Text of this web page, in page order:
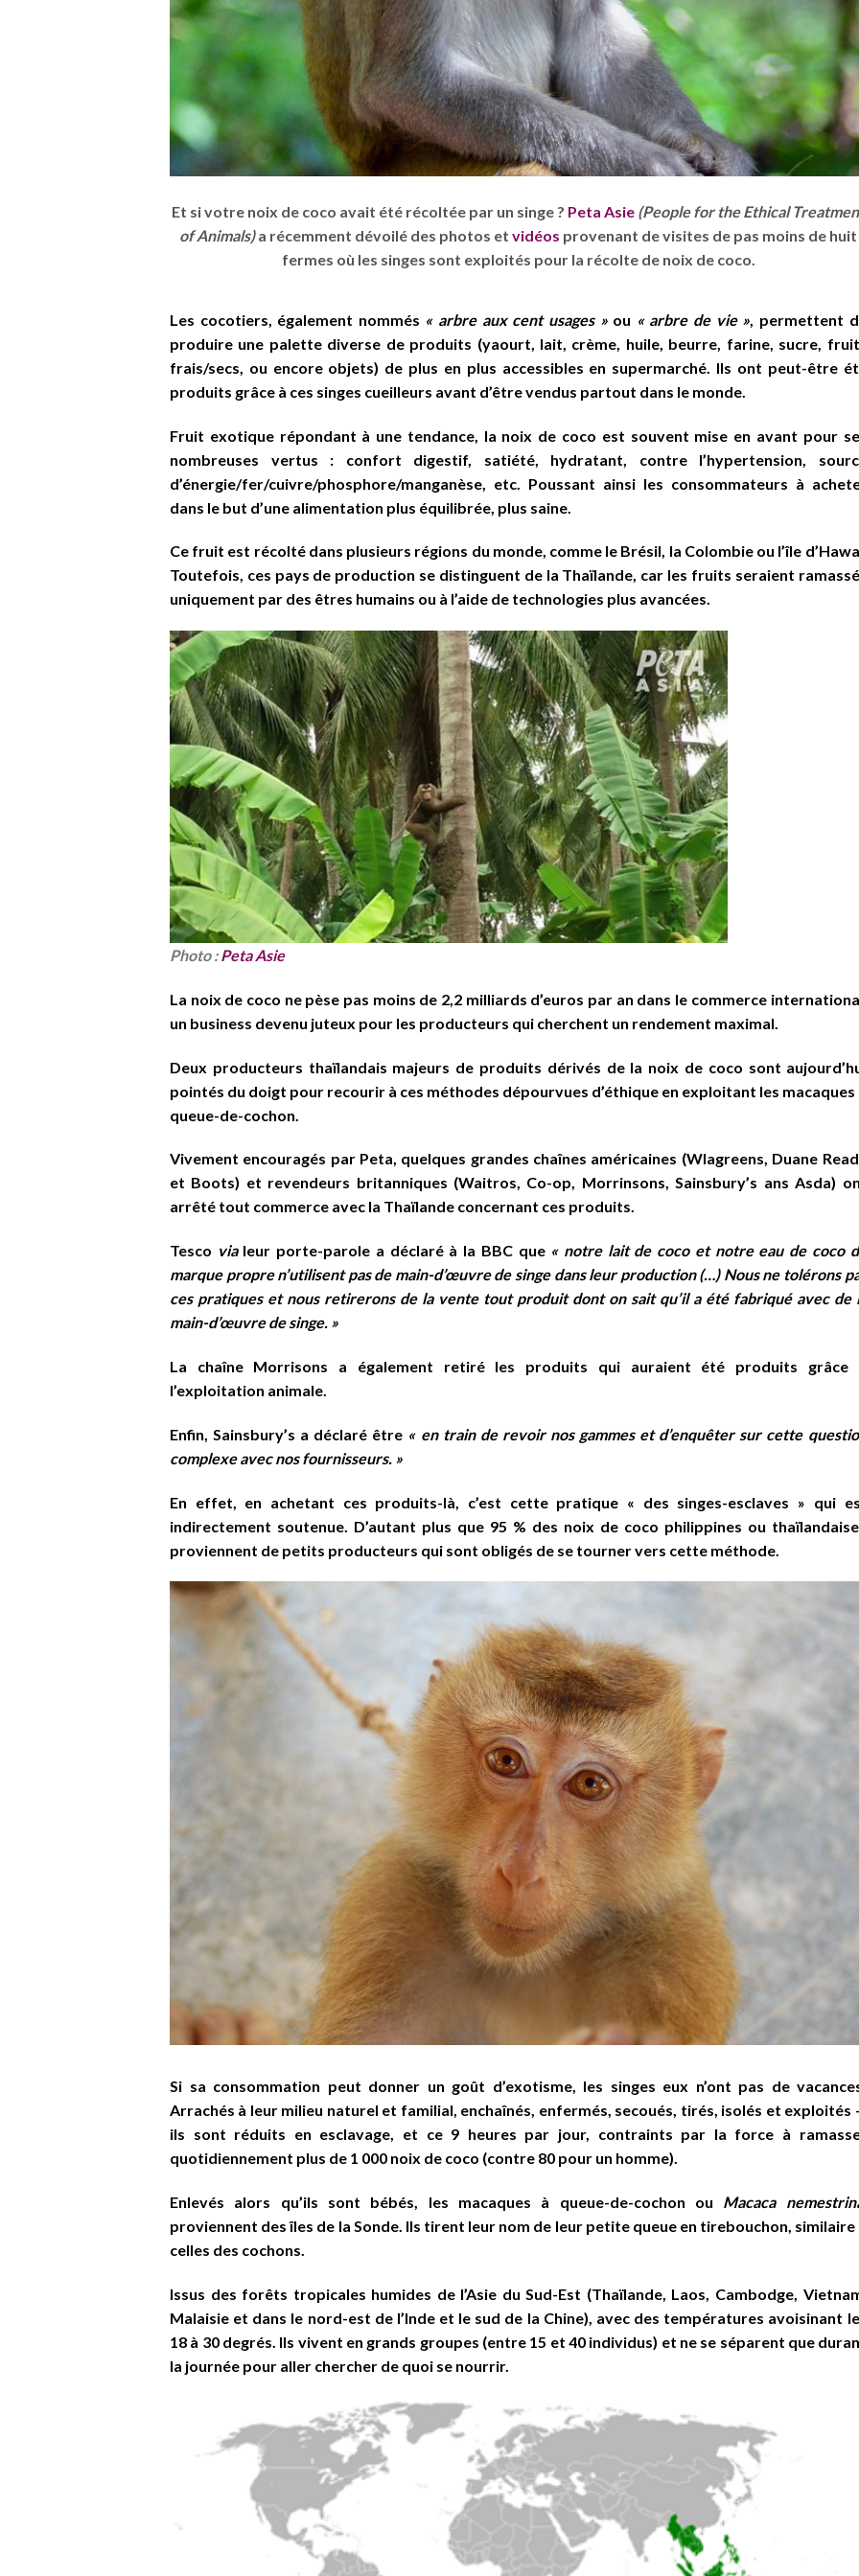
Et si votre noix de coco avait été récoltée par un singe ? Peta Asie (People for the Ethical
of Animals)a récemment dévoilé des photos etvidéos provenant de visites de pas moins de huit
fermes où les singes sont exploités pour la récolte de noix de coco.
Les cocotiers, également nommés « arbre aux cent usages » ou « arbre de vie » , permettent
produire une palette diverse de produits (yaourt, lait, crème, huile, beurre, farine, sucre,
frais/secs, ou encore objets) de plus en plus accessibles en supermarché. Ils ont peut-être
produits grâce à ces singes cueilleurs avant d’être vendus partout dans le monde.
Fruit exotique répondant à une tendance, la noix de coco est souvent mise en avant pour
nombreuses vertus : confort digestif, satiété, hydratant, contre l’hypertension,
d’énergie/fer/cuivre/phosphore/manganèse, etc. Poussant ainsi les consommateurs à
dans le but d’une alimentation plus équilibrée, plus saine.
Ce fruit est récolté dans plusieurs régions du monde, comme le Brésil, la Colombie ou l’île
Toutefois, ces pays de production se distinguent de la Thaïlande, car les fruits seraient
uniquement par des êtres humains ou à l’aide de technologies plus avancées.
Photo :Peta Asie
La noix de coco ne pèse pas moins de 2,2 milliards d’euros par an dans le commerce
un business devenu juteux pour les producteurs qui cherchent un rendement maximal.
Deux producteurs thaïlandais majeurs de produits dérivés de la noix de coco sont
pointés du doigt pour recourir à ces méthodes dépourvues d’éthique en exploitant les macaques
queue-de-cochon.
Vivement encouragés par Peta, quelques grandes chaînes américaines (Wlagreens, Duane
et Boots) et revendeurs britanniques (Waitros, Co-op, Morrinsons, Sainsbury’s ans Asda)
arrêté tout commerce avec la Thaïlande concernant ces produits.
Tesco vialeur porte-parole a déclaré à la BBC que « notre lait de coco et notre eau de coco
marque propre n’utilisent pas de main-d’œuvre de singe dans leur production (…) Nous ne tolérons
ces pratiques et nous retirerons de la vente tout produit dont on sait qu’il a été fabriqué avec de
main-d’œuvre de singe. »
La chaîne Morrisons a également retiré les produits qui auraient été produits grâce
l’exploitation animale.
Enfin, Sainsbury’s a déclaré être « en train de revoir nos gammes et d’enquêter sur cette
complexe avec nos fournisseurs. »
En effet, en achetant ces produits-là, c’est cette pratique « des singes-esclaves » qui
indirectement soutenue. D’autant plus que 95 % des noix de coco philippines ou
proviennent de petits producteurs qui sont obligés de se tourner vers cette méthode.
Si sa consommation peut donner un goût d’exotisme, les singes eux n’ont pas de
Arrachés à leur milieu naturel et familial, enchaînés, enfermés, secoués, tirés, isolés et exploités
ils sont réduits en esclavage, et ce 9 heures par jour, contraints par la force à
quotidiennement plus de 1 000 noix de coco (contre 80 pour un homme).
Enlevés alors qu’ils sont bébés, les macaques à queue-de-cochon ou Macaca
proviennent des îles de la Sonde. Ils tirent leur nom de leur petite queue en tirebouchon, similaire
celles des cochons.
Issus des forêts tropicales humides de l’Asie du Sud-Est (Thaïlande, Laos, Cambodge,
Malaisie et dans le nord-est de l’Inde et le sud de la Chine), avec des températures avoisinant
18 à 30 degrés. Ils vivent en grands groupes (entre 15 et 40 individus) et ne se séparent que
la journée pour aller chercher de quoi se nourrir.